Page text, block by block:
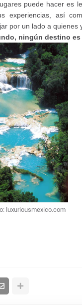
puede hacer es
experiencias, así
por un lado a
ningún destino es
luxuriousmexico.com